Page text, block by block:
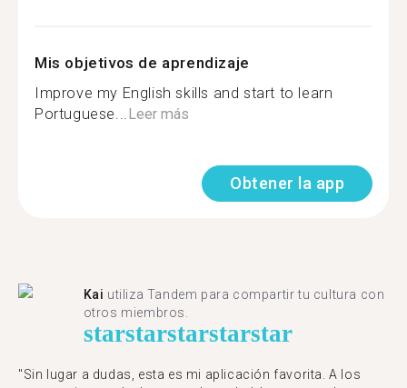
Mis objetivos de aprendizaje
Improve my English skills and start to learn
Portuguese...Leer más
Obtener la app
Kai utiliza Tandem para compartir tu cultura con
otros miembros.
starstarstarstarstar
"Sin lugar a dudas, esta es mi aplicación favorita. A los